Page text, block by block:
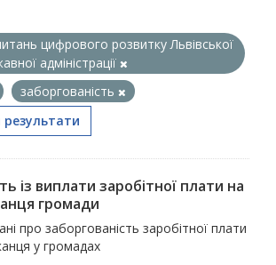
цифрового розвитку Львівської
адміністрації
заборгованість
із виплати заробітної плати на
громади
про заборгованість заробітної плати
у громадах